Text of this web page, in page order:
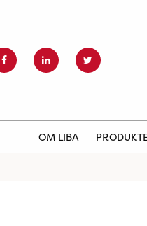
OM LIBA